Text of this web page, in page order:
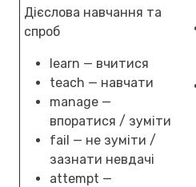
Дієслова навчання та
спроб
learn — вчитися
teach — навчати
manage —
впоратися / зуміти
fail — не зуміти /
зазнати невдачі
attempt —